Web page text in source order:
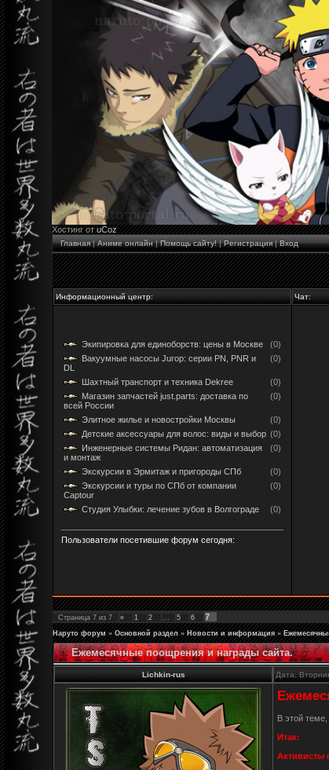
Хостинг отuCoz
Главная|Аниме онлайн|Помощь сайту!|Регистрация|Вход
Информационный центр: Чат:
Экипировка для единоборств: цены в Москве
(0)
Вакуумные насосы Jurop: серии PN, PNR и
DL
(0)
Шахтный транспорт и техника Dekree
(0)
Магазин запчастей just.parts: доставка по
всей России
(0)
Элитное жилье и новостройки Москвы
(0)
Детские аксессуары для волос: виды и выбор (0)
Инженерные системы Ридан: автоматизация
и монтаж
(0)
Экскурсии в Эрмитаж и пригороды СПб
(0)
Экскурсии и туры по СПб от компании
Captour
(0)
Студия Улыбки: лечение зубов в Волгограде (0)
Пользователи посетившие форум сегодня:
Страница 7 из 7 « 1 2 5 6 7
Наруто форум » Основной раздел » Новости и информация »
Ежемесячные поощрения и награды сайта.
Lichkin-rus Дата:
В этой
Итак:
Активисты